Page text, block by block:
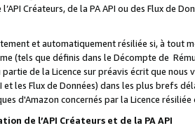
Créateurs, de la PA API ou des Flux de
et automatiquement résiliée si, à
(tels que définis dans le Décompte de
de la Licence sur préavis écrit que
et les Flux de Données) dans les plus
d'Amazon concernés par la Licence
de l’API Créateurs et de la PA API